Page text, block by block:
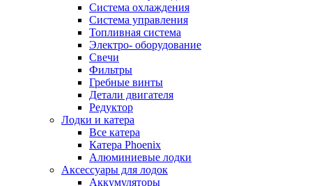
Система охлаждения
Система управления
Топливная система
Электро- оборудование
Свечи
Фильтры
Гребные винты
Детали двигателя
Редуктор
Лодки и катера
Все катера
Катера Phoenix
Алюминиевые лодки
Аксессуары для лодок
Аккумуляторы